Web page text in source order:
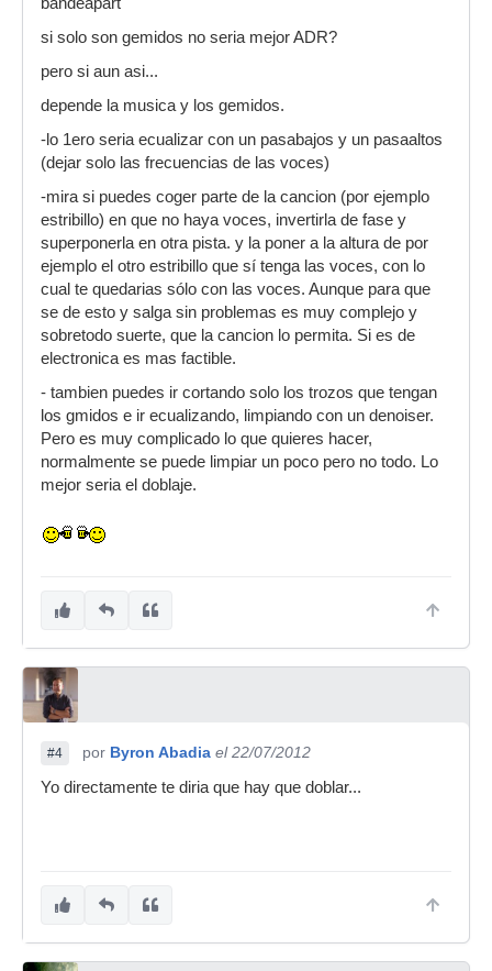
si solo son gemidos no seria mejor ADR?
pero si aun asi...
depende la musica y los gemidos.
-lo 1ero seria ecualizar con un pasabajos y un pasaaltos
(dejar solo las frecuencias de las voces)
-mira si puedes coger parte de la cancion (por ejemplo
estribillo) en que no haya voces, invertirla de fase y
superponerla en otra pista. y la poner a la altura de por
ejemplo el otro estribillo que sí tenga las voces, con lo
cual te quedarias sólo con las voces. Aunque para que
se de esto y salga sin problemas es muy complejo y
sobretodo suerte, que la cancion lo permita. Si es de
electronica es mas factible.
- tambien puedes ir cortando solo los trozos que tengan
los gmidos e ir ecualizando, limpiando con un denoiser.
Pero es muy complicado lo que quieres hacer,
normalmente se puede limpiar un poco pero no todo. Lo
mejor seria el doblaje.
#4 por Byron Abadia el 22/07/2012
Yo directamente te diria que hay que doblar...